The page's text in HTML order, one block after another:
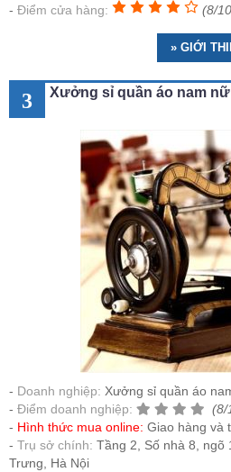
Điểm cửa hàng:
(8/
» GIỚI
3 Xưởng sỉ quần áo nam nữ
Doanh nghiệp: Xưởng sỉ quần áo
Điểm doanh nghiệp:
(8/
Hình thức mua online: Giao hàng và
Trụ sở chính: Tầng 2, Số nhà 8, ngõ
Trưng, Hà Nội